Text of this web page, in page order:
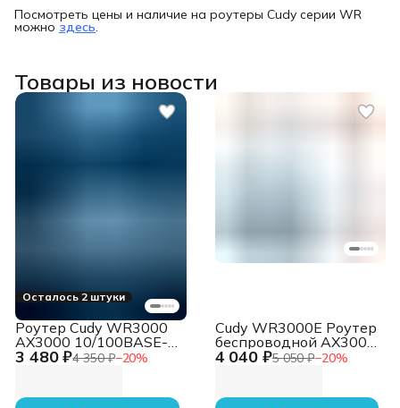
Посмотреть цены и наличие на роутеры Cudy серии WR
можно здесь
Товары из новости
Осталось 2 штуки
3 480 ₽4 350 ₽−20%
Роутер Cudy WR3000
AX3000 10/100BASE-
TX/Wi-Fi черный
4 040 ₽5 050 ₽−20%
Cudy WR3000E Роутер
беспроводной AX3000
10/100/1000BASE-TX